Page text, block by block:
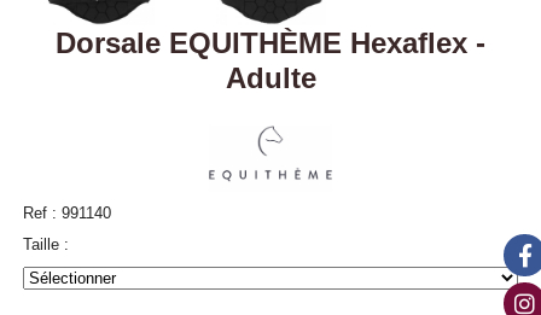
Dorsale EQUITHÈME Hexaflex -
Adulte
Ref : 991140
Taille :